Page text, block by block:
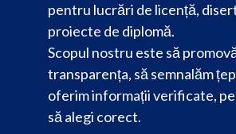
pentru lucrări de licență,
proiecte de diplomă.
Scopul nostru este să
transparența, să semnalăm
oferim informații verificate,
să alegi corect.